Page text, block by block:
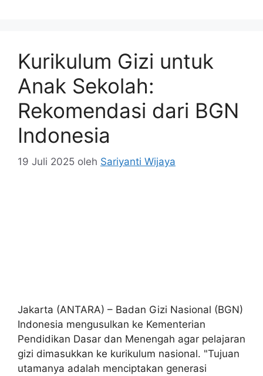
Kurikulum Gizi untuk
Anak Sekolah:
Rekomendasi dari BGN
Indonesia
19 Juli 2025 oleh Sariyanti Wijaya
Jakarta (ANTARA) – Badan Gizi Nasional (BGN)
Indonesia mengusulkan ke Kementerian
Pendidikan Dasar dan Menengah agar pelajaran
gizi dimasukkan ke kurikulum nasional. "Tujuan
utamanya adalah menciptakan generasi